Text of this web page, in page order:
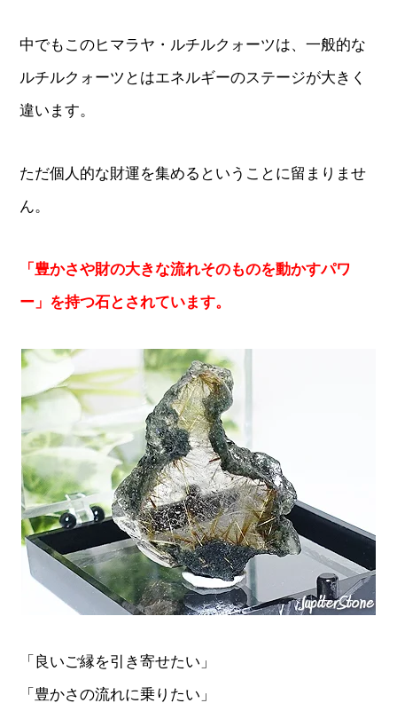
中でもこのヒマラヤ・ルチルクォーツは、一般的な
ルチルクォーツとはエネルギーのステージが大きく
違います。
ただ個人的な財運を集めるということに留まりませ
ん。
「豊かさや財の大きな流れそのものを動かすパワ
ー」を持つ石とされています。
「良いご縁を引き寄せたい」
「豊かさの流れに乗りたい」